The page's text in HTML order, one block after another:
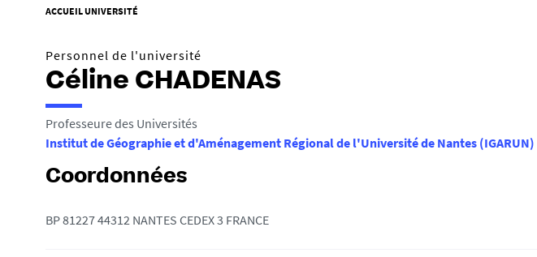
V
u
ê
t
e
s
c
ACCUEIL UNIVERSITÉ
Personnel de l'université
Céline CHADENAS
Professeure des Universités
Institut de Géographie et d'Aménagement Régional de l'Université de Nantes (IGARUN)
Coordonnées
BP 81227 44312 NANTES CEDEX 3 FRANCE